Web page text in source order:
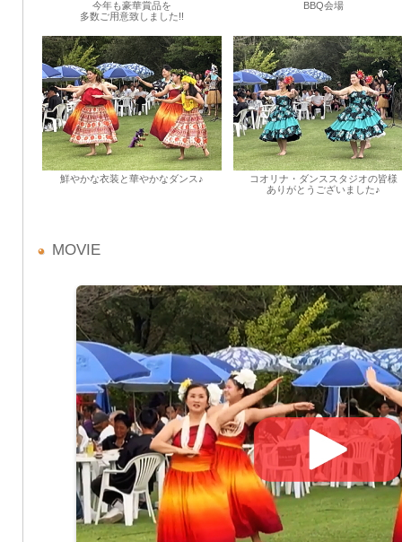
今年も豪華賞品を
多数ご用意致しました!!
BBQ会場
鮮やかな衣装と華やかなダンス♪
コオリナ・ダンススタジオの皆様
ありがとうございました♪
MOVIE